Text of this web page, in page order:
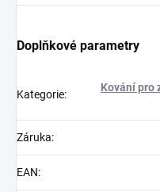
Doplňkové parametry
Kategorie:
Kování pro
Záruka:
EAN: